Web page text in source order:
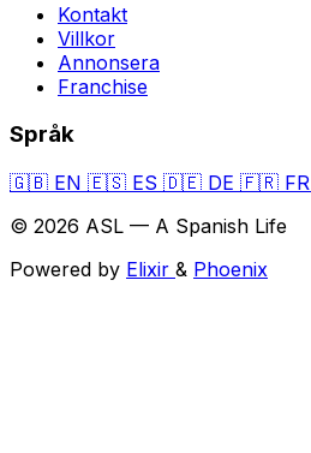
Kontakt
Villkor
Annonsera
Franchise
Språk
🇬🇧 EN 🇪🇸 ES 🇩🇪 DE 🇫🇷 FR
© 2026 ASL — A Spanish Life
Powered by Elixir & Phoenix